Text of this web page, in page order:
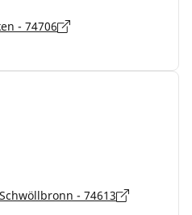
- 74706
- 74613